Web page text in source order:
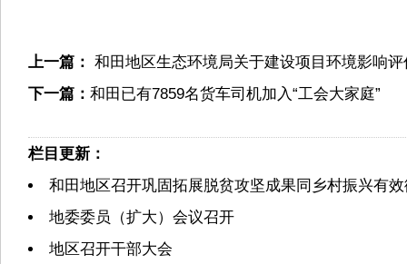
上一篇： 和田地区生态环境局关于建设项目环境影响
下一篇： 和田已有7859名货车司机加入“工会大家庭”
栏目更新：
和田地区召开巩固拓展脱贫攻坚成果同乡村振兴有
地委委员（扩大）会议召开
地区召开干部大会